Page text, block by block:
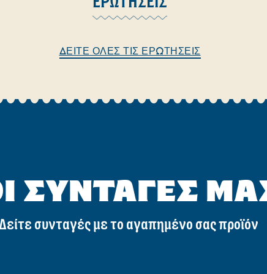
ΔΕΊΤΕ ΌΛΕΣ ΤΙΣ ΕΡΩΤΉΣΕΙΣ
ΣΥΝΤΑΓΈΣ
συνταγές με το αγαπημένο σας προϊόν